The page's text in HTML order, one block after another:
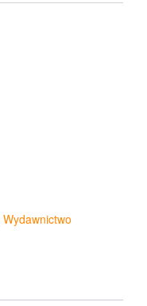
Wydawnictwo